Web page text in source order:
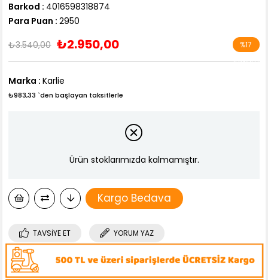
Barkod : 4016598318874
Para Puan : 2950
₺3.540,00 ₺2.950,00 %17
İndirim
Marka : Karlie
₺983,33 `den başlayan taksitlerle
Ürün stoklarımızda kalmamıştır.
Kargo Bedava
TAVSIYE ET YORUM YAZ